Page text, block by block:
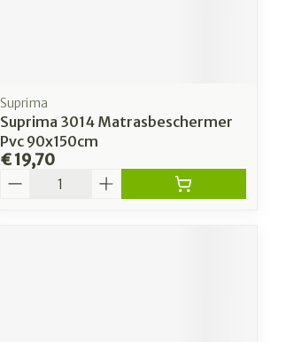
Suprima
Suprima 3014 Matrasbeschermer
Pvc 90x150cm
€ 19,70